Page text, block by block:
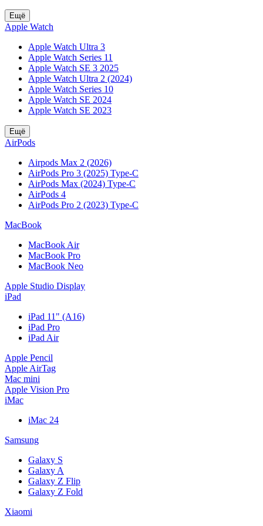
Ещё
Apple Watch
Apple Watch Ultra 3
Apple Watch Series 11
Apple Watch SE 3 2025
Apple Watch Ultra 2 (2024)
Apple Watch Series 10
Apple Watch SE 2024
Apple Watch SE 2023
Ещё
AirPods
Airpods Max 2 (2026)
AirPods Pro 3 (2025) Type-C
AirPods Max (2024) Type-C
AirPods 4
AirPods Pro 2 (2023) Type-C
MacBook
MacBook Air
MacBook Pro
MacBook Neo
Apple Studio Display
iPad
iPad 11" (A16)
iPad Pro
iPad Air
Apple Pencil
Apple AirTag
Mac mini
Apple Vision Pro
iMac
iMac 24
Samsung
Galaxy S
Galaxy A
Galaxy Z Flip
Galaxy Z Fold
Xiaomi